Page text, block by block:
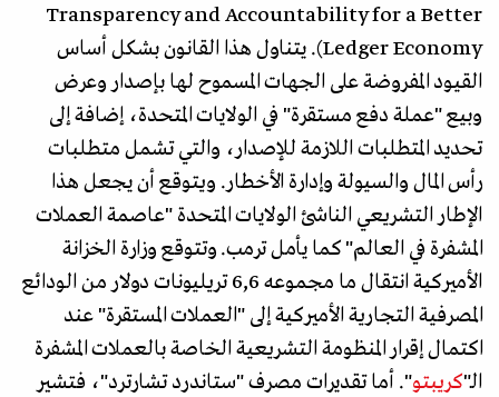
Transparency and Accountability for a Better
Ledger Economy). يتناول هذا القانون بشكل أساس
القيود المفروضة على الجهات المسموح لها بإصدار وعرض
وبيع "عملة دفع مستقرة" في الولايات المتحدة، إضافة إلى
تحديد المتطلبات اللازمة للإصدار، والتي تشمل متطلبات
رأس المال والسيولة وإدارة الأخطار. ويتوقع أن يجعل هذا
الإطار التشريعي الناشئ الولايات المتحدة "عاصمة العملات
المشفرة في العالم" كما يأمل ترمب. وتتوقع وزارة الخزانة
الأميركية انتقال ما مجموعه 6,6 تريليونات دولار من الودائع
المصرفية التجارية الأميركية إلى "العملات المستقرة" عند
اكتمال إقرار المنظومة التشريعية الخاصة بالعملات المشفرة
الـ"كريبتو". أما تقديرات مصرف "ستاندرد تشارترد"، فتشير